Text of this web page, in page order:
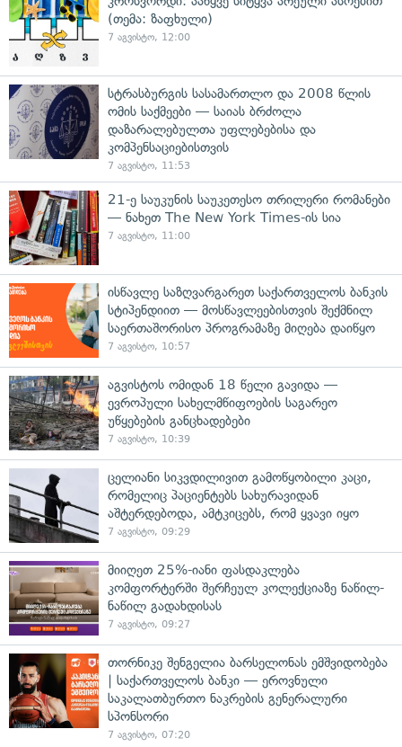
(თემა: ზაფხული)
7 აგვისტო, 12:00
სტრასბურგის სასამართლო და 2008 წლის
ომის საქმეები — საიას ბრძოლა
დაზარალებულთა უფლებებისა და
კომპენსაციებისთვის
7 აგვისტო, 11:53
21-ე საუკუნის საუკეთესო თრილერი რომანები
— ნახეთ The New York Times-ის სია
7 აგვისტო, 11:00
ისწავლე საზღვარგარეთ საქართველოს ბანკის
სტიპენდიით — მოსწავლეებისთვის შექმნილ
საერთაშორისო პროგრამაზე მიღება დაიწყო
7 აგვისტო, 10:57
აგვისტოს ომიდან 18 წელი გავიდა —
ევროპული სახელმწიფოების საგარეო
უწყებების განცხადებები
7 აგვისტო, 10:39
ცელიანი სიკვდილივით გამოწყობილი კაცი,
რომელიც პაციენტებს სახურავიდან
აშტერდებოდა, ამტკიცებს, რომ ყვავი იყო
7 აგვისტო, 09:29
მიიღეთ 25%-იანი ფასდაკლება
კომფორტერში შერჩეულ კოლექციაზე ნაწილ-
ნაწილ გადახდისას
7 აგვისტო, 09:27
თორნიკე შენგელია ბარსელონას ემშვიდობება
| საქართველოს ბანკი — ეროვნული
საკალათბურთო ნაკრების გენერალური
სპონსორი
7 აგვისტო, 07:20